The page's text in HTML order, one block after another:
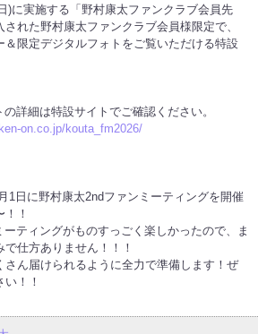
)に実施する「野村康太ファンクラブ会員先
れた野村康太ファンクラブ会員様限定で、
＆限定デジタルフォトをご覧いただける特設
詳細は特設サイトでご確認ください。
on.co.jp/kouta_fm2026/
1日に野村康太2ndファンミーティングを開催
！
ティングがものすっごく楽しかったので、ま
仕方ありません！！！
さん届けられるように全力で準備します！ぜ
！！